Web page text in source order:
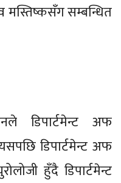
मस्तिष्कसँग सम्बन्धित
डिपार्टमेन्ट अफ
डिपार्टमेन्ट अफ
हुँदै डिपार्टमेन्ट